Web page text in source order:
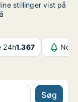
stillinger vist på
24h1.367
Søg